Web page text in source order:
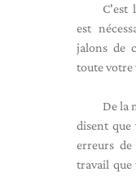
C'est
est
jalons de
toute votre
De la
disent que
erreurs
travail que